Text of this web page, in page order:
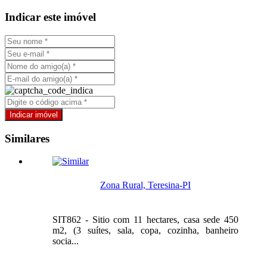
Indicar este imóvel
Similares
Zona Rural, Teresina-PI
SIT862 - Sitio com 11 hectares, casa sede 450
m2, (3 suítes, sala, copa, cozinha, banheiro
socia...